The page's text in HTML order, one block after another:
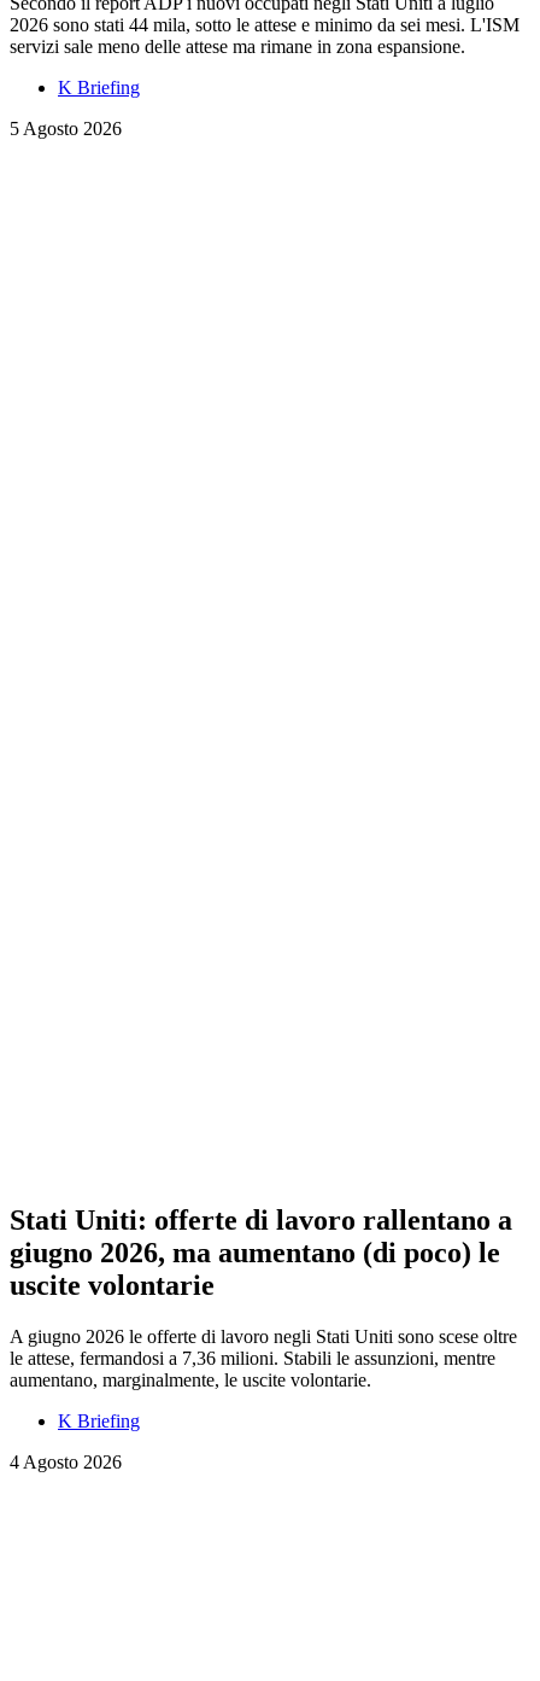
2026 sono stati 44 mila, sotto le attese e minimo da sei mesi. L'ISM
servizi sale meno delle attese ma rimane in zona espansione.
K Briefing
5 Agosto 2026
Stati Uniti: offerte di lavoro rallentano a
giugno 2026, ma aumentano (di poco) le
uscite volontarie
A giugno 2026 le offerte di lavoro negli Stati Uniti sono scese oltre
le attese, fermandosi a 7,36 milioni. Stabili le assunzioni, mentre
aumentano, marginalmente, le uscite volontarie.
K Briefing
4 Agosto 2026